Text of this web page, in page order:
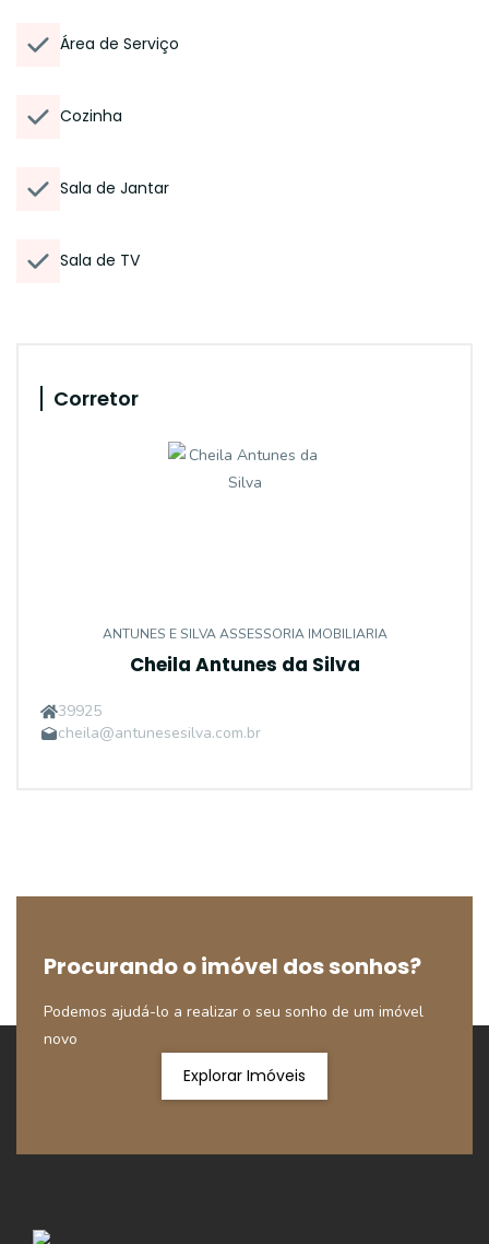
Área de Serviço
Cozinha
Sala de Jantar
Sala de TV
Corretor
ANTUNES E SILVA ASSESSORIA IMOBILIARIA
Cheila Antunes da Silva
39925
cheila@antunesesilva.com.br
Procurando o imóvel dos sonhos?
Podemos ajudá-lo a realizar o seu sonho de um imóvel
novo
Explorar Imóveis